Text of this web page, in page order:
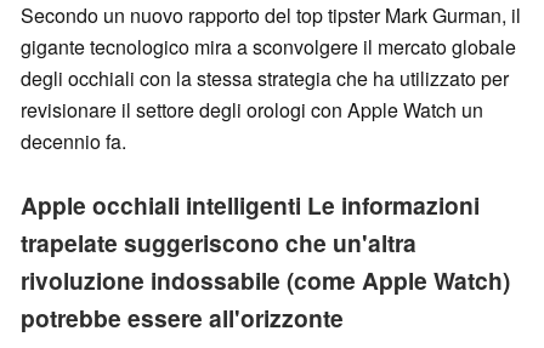
Secondo un nuovo rapporto del top tipster Mark Gurman, il
gigante tecnologico mira a sconvolgere il mercato globale
degli occhiali con la stessa strategia che ha utilizzato per
revisionare il settore degli orologi con Apple Watch un
decennio fa.
Apple occhiali intelligenti Le informazioni
trapelate suggeriscono che un'altra
rivoluzione indossabile (come Apple Watch)
potrebbe essere all'orizzonte